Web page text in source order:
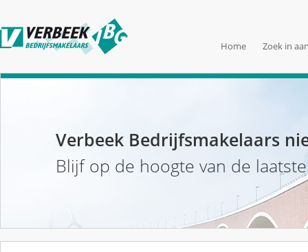
Home Zoek in
Verbeek Bedrijfsmakelaars
Blijf op de hoogte van de